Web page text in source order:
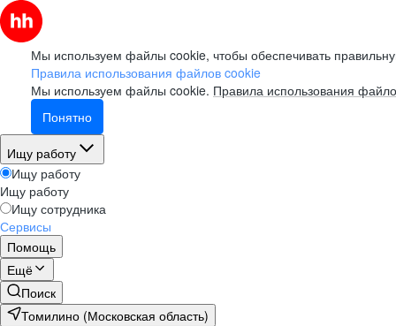
Мы используем файлы cookie, чтобы обеспечивать
Правила использования файлов cookie
Мы используем файлы cookie. Правила использования
Понятно
Ищу работу
Ищу работу
Ищу работу
Ищу сотрудника
Сервисы
Помощь
Ещё
Поиск
Томилино (Московская область)